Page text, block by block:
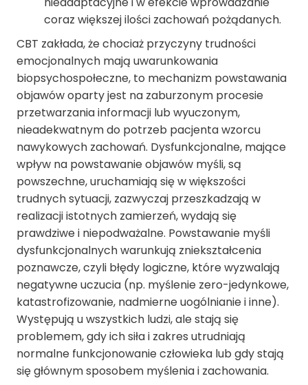
coraz większej ilości zachowań pożądanych.
CBT zakłada, że chociaż przyczyny trudności
emocjonalnych mają uwarunkowania
biopsychospołeczne, to mechanizm powstawania
objawów oparty jest na zaburzonym procesie
przetwarzania informacji lub wyuczonym,
nieadekwatnym do potrzeb pacjenta wzorcu
nawykowych zachowań. Dysfunkcjonalne, mające
wpływ na powstawanie objawów myśli, są
powszechne, uruchamiają się w większości
trudnych sytuacji, zazwyczaj przeszkadzają w
realizacji istotnych zamierzeń, wydają się
prawdziwe i niepodważalne. Powstawanie myśli
dysfunkcjonalnych warunkują zniekształcenia
poznawcze, czyli błędy logiczne, które wyzwalają
negatywne uczucia (np. myślenie zero-jedynkowe,
katastrofizowanie, nadmierne uogólnianie i inne).
Występują u wszystkich ludzi, ale stają się
problemem, gdy ich siła i zakres utrudniają
normalne funkcjonowanie człowieka lub gdy stają
się głównym sposobem myślenia i zachowania.